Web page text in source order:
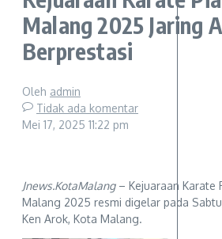
Malang 2025 Jaring
Berprestasi
Oleh admin
Tidak ada komentar
Mei 17, 2025 11:22 pm
Jnews.KotaMalang– Kejuaraan Karate
Malang 2025 resmi digelar pada
Ken Arok, Kota Malang.